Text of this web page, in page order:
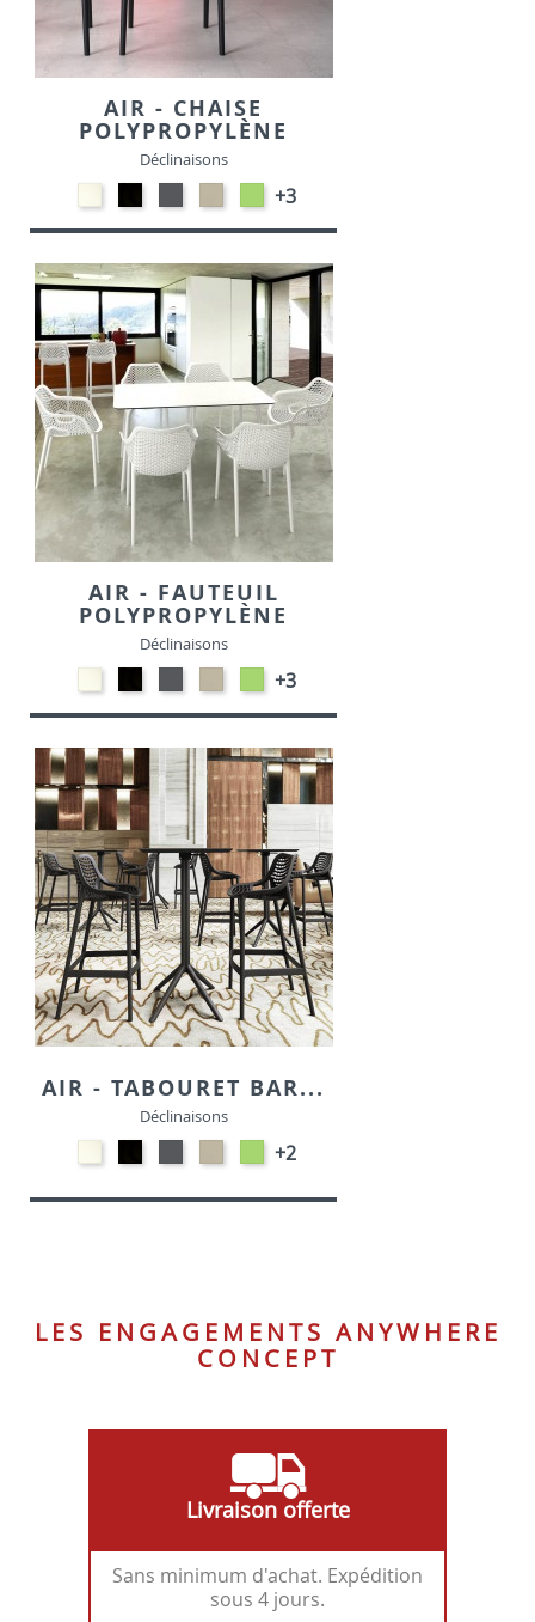
AIR - CHAISE
POLYPROPYLÈNE
Déclinaisons
-
Blanc
-
Noir
Polypropylène
-
Gris
foncé
Polypropylène
-
Taupe
Polypropylène
-
Vert
tropical
+3
AIR - FAUTEUIL
POLYPROPYLÈNE
Déclinaisons
-
Blanc
-
Noir
Polypropylène
-
Gris
foncé
Polypropylène
-
Taupe
Polypropylène
-
Vert
tropical
+3
AIR - TABOURET BAR...
Déclinaisons
BlancNoir
Polypropylène
Gris
Polypropylène
Taupe
Polypropylène
Vert
+2
LES ENGAGEMENTS ANYWHERE
CONCEPT
Livraison offerte
Sans minimum d'achat. Expédition
sous 4 jours.